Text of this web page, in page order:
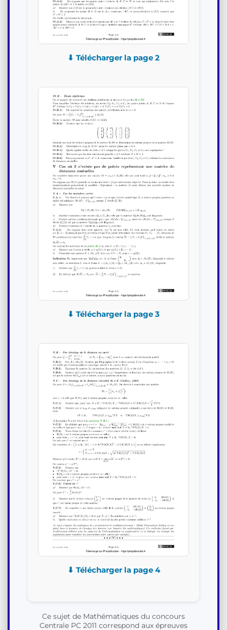
⬇ Télécharger la page 2
⬇ Télécharger la page 3
⬇ Télécharger la page 4
Ce sujet de Mathématiques du concours
Centrale PC 2011 correspond aux épreuves